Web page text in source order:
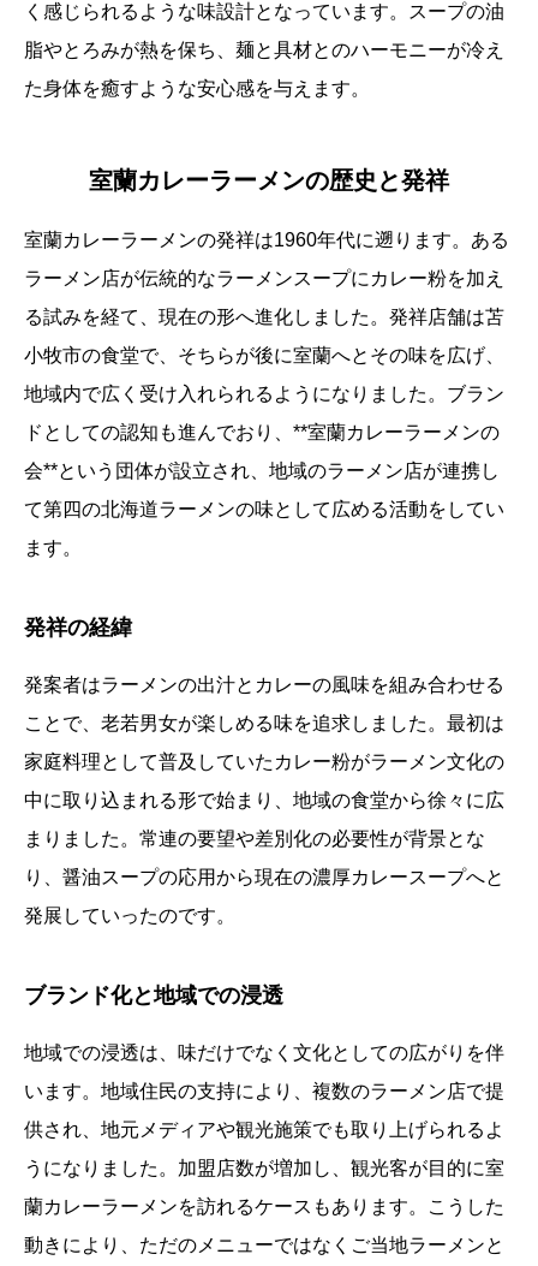
く感じられるような味設計となっています。スープの油
脂やとろみが熱を保ち、麺と具材とのハーモニーが冷え
た身体を癒すような安心感を与えます。
室蘭カレーラーメンの歴史と発祥
室蘭カレーラーメンの発祥は1960年代に遡ります。ある
ラーメン店が伝統的なラーメンスープにカレー粉を加え
る試みを経て、現在の形へ進化しました。発祥店舗は苫
小牧市の食堂で、そちらが後に室蘭へとその味を広げ、
地域内で広く受け入れられるようになりました。ブラン
ドとしての認知も進んでおり、**室蘭カレーラーメンの
会**という団体が設立され、地域のラーメン店が連携し
て第四の北海道ラーメンの味として広める活動をしてい
ます。
発祥の経緯
発案者はラーメンの出汁とカレーの風味を組み合わせる
ことで、老若男女が楽しめる味を追求しました。最初は
家庭料理として普及していたカレー粉がラーメン文化の
中に取り込まれる形で始まり、地域の食堂から徐々に広
まりました。常連の要望や差別化の必要性が背景とな
り、醤油スープの応用から現在の濃厚カレースープへと
発展していったのです。
ブランド化と地域での浸透
地域での浸透は、味だけでなく文化としての広がりを伴
います。地域住民の支持により、複数のラーメン店で提
供され、地元メディアや観光施策でも取り上げられるよ
うになりました。加盟店数が増加し、観光客が目的に室
蘭カレーラーメンを訪れるケースもあります。こうした
動きにより、ただのメニューではなくご当地ラーメンと